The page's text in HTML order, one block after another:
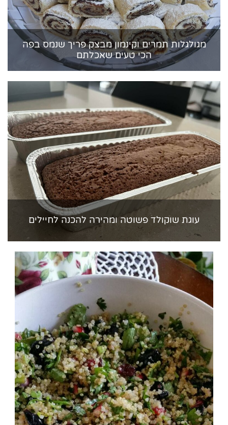
מגולגלות תמרים וקינמון מבצק פריך שנמס בפה
הכי טעים שאכלתם
עוגת שוקולד פשוטה ומהירה להכנה לחיילים